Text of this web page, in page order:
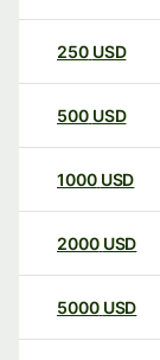
250 USD
500 USD
1000 USD
2000 USD
5000 USD